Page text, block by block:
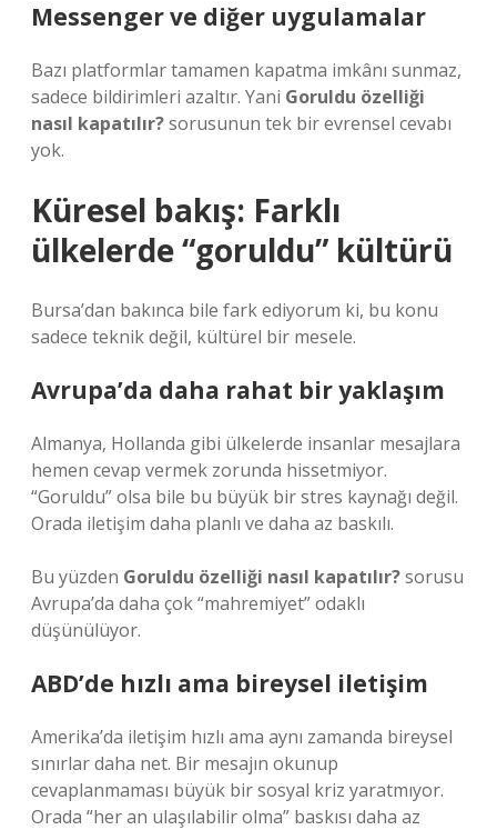
Messenger ve diğer uygulamalar
Bazı platformlar tamamen kapatma imkânı sunmaz,
sadece bildirimleri azaltır. Yani Goruldu özelliği
nasıl kapatılır?sorusunun tek bir evrensel cevabı
yok.
Küresel bakış: Farklı
ülkelerde “goruldu” kültürü
Bursa’dan bakınca bile fark ediyorum ki, bu konu
sadece teknik değil, kültürel bir mesele.
Avrupa’da daha rahat bir yaklaşım
Almanya, Hollanda gibi ülkelerde insanlar mesajlara
hemen cevap vermek zorunda hissetmiyor.
“Goruldu” olsa bile bu büyük bir stres kaynağı değil.
Orada iletişim daha planlı ve daha az baskılı.
Bu yüzden Goruldu özelliği nasıl kapatılır?sorusu
Avrupa’da daha çok “mahremiyet” odaklı
düşünülüyor.
ABD’de hızlı ama bireysel iletişim
Amerika’da iletişim hızlı ama aynı zamanda bireysel
sınırlar daha net. Bir mesajın okunup
cevaplanmaması büyük bir sosyal kriz yaratmıyor.
Orada “her an ulaşılabilir olma” baskısı daha az